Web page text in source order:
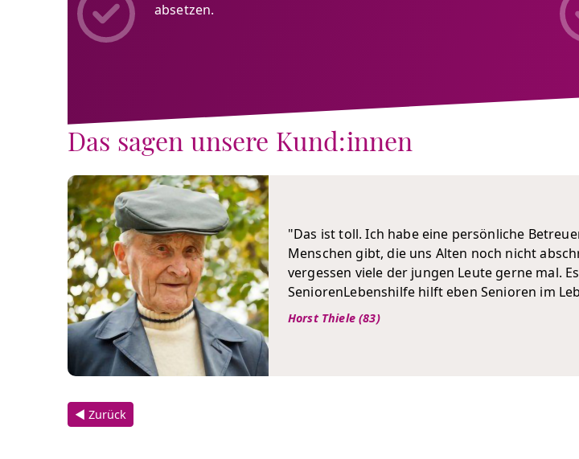
absetzen.
Das sagen unsere Kund:innen
"Das ist toll. Ich habe eine persönliche
Menschen gibt, die uns Alten noch nicht
vergessen viele der jungen Leute gerne mal.
SeniorenLebenshilfe hilft eben Senioren im
Horst Thiele (83)
◀ Zurück